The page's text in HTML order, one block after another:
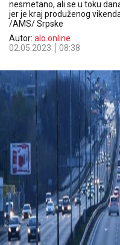
nesmetano, ali se u toku
jer je kraj produženog
/AMS/ Srpske
Autor: alo.online
02.05.2023.
08:38